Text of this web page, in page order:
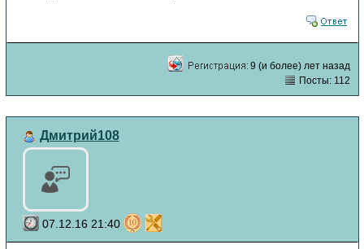
9 (и более) лет назад
Посты: 112
Дмитрий108
07.12.16 21:40